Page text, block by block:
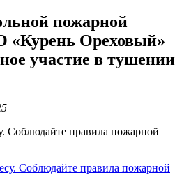
пожарной
Ореховый»
участие в тушении
Соблюдайте правила пожарной